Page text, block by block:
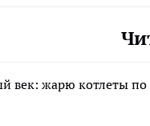
век: жарю котлеты